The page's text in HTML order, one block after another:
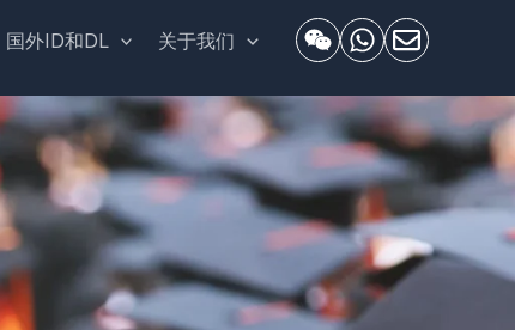
国外ID和DL 关于我们